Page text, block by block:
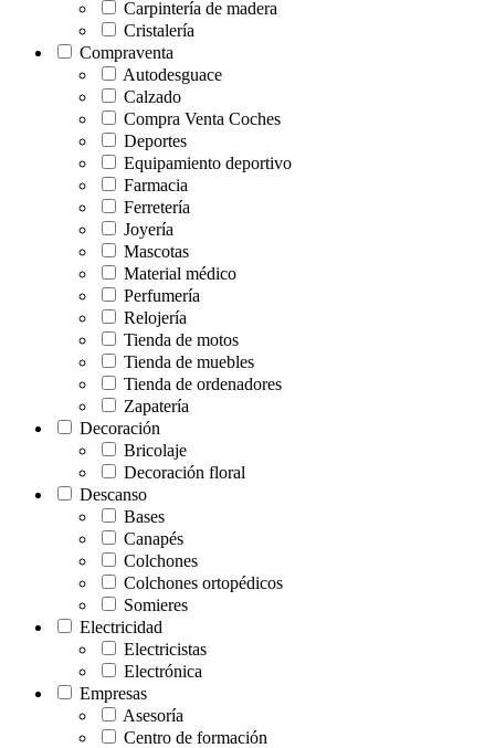
Carpintería de madera
Cristalería
Compraventa
Autodesguace
Calzado
Compra Venta Coches
Deportes
Equipamiento deportivo
Farmacia
Ferretería
Joyería
Mascotas
Material médico
Perfumería
Relojería
Tienda de motos
Tienda de muebles
Tienda de ordenadores
Zapatería
Decoración
Bricolaje
Decoración floral
Descanso
Bases
Canapés
Colchones
Colchones ortopédicos
Somieres
Electricidad
Electricistas
Electrónica
Empresas
Asesoría
Centro de formación